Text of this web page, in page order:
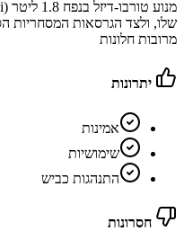
שלו, ולצד הגרסאות המסחריות
מרובות חלונות
יתרונות
אמינות
שימושיות
התנהגות כביש
חסרונות